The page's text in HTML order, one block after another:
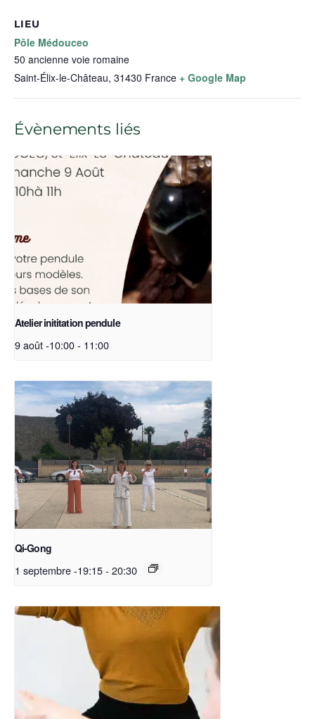
LIEU
Pôle Médouceo
50 ancienne voie romaine
Saint-Élix-le-Château, 31430 France + Google Map
Évènements liés
Atelier inititation pendule
9 août -10:00- 11:00
Qi-Gong
1 septembre -19:15- 20:30